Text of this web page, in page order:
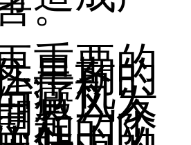
要的
早期的
疗机
癜风发
是一个
和的阶